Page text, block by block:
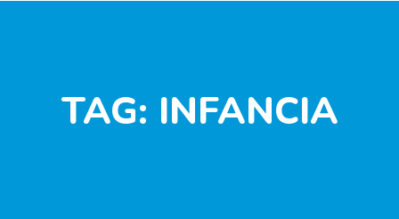
TAG: INFANCIA